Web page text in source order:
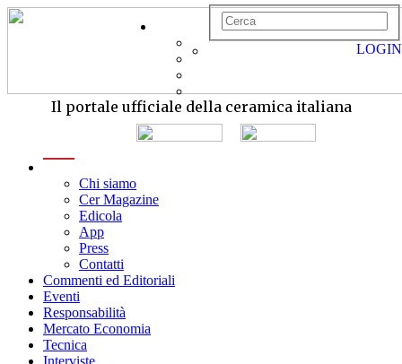
Il portale ufficiale della ceramica italiana
Chi siamo
Cer Magazine
Edicola
App
Press
Contatti
Commenti ed Editoriali
Eventi
Responsabilità
Mercato Economia
Tecnica
Interviste
LOGIN